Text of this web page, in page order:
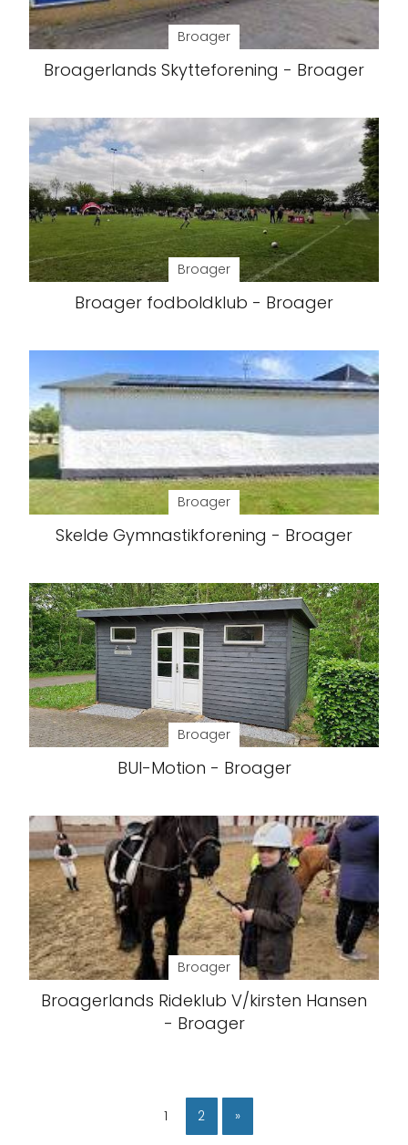
Broager
Broagerlands Skytteforening - Broager
Broager
Broager fodboldklub - Broager
Broager
Skelde Gymnastikforening - Broager
Broager
BUI-Motion - Broager
Broager
Broagerlands Rideklub V/kirsten Hansen
- Broager
1 2 »